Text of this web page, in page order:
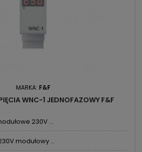
MARKA: F&F
WNC-1 JEDNOFAZOWY F&F
230V ...
modułowy ...